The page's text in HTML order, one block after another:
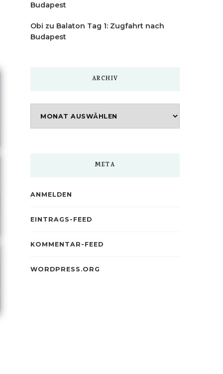
Budapest
Obi zu Balaton Tag 1: Zugfahrt nach
Budapest
ARCHIV
META
ANMELDEN
EINTRAGS-FEED
KOMMENTAR-FEED
WORDPRESS.ORG